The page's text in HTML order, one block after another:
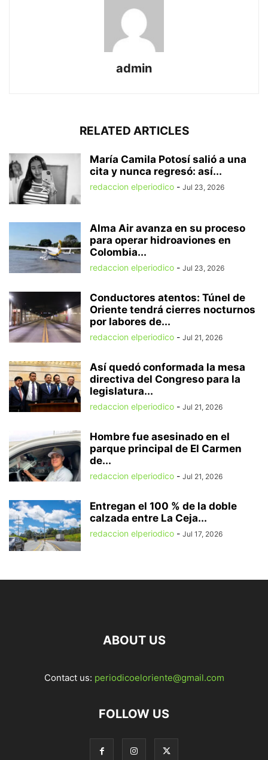
admin
RELATED ARTICLES
María Camila Potosí salió a una
cita y nunca regresó: así...
redaccion elperiodico - Jul 23, 2026
Alma Air avanza en su proceso
para operar hidroaviones en
Colombia...
redaccion elperiodico - Jul 23, 2026
Conductores atentos: Túnel de
Oriente tendrá cierres nocturnos
por labores de...
redaccion elperiodico - Jul 21, 2026
Así quedó conformada la mesa
directiva del Congreso para la
legislatura...
redaccion elperiodico - Jul 21, 2026
Hombre fue asesinado en el
parque principal de El Carmen
de...
redaccion elperiodico - Jul 21, 2026
Entregan el 100 % de la doble
calzada entre La Ceja...
redaccion elperiodico - Jul 17, 2026
ABOUT US
Contact us: periodicoeloriente@gmail.com
FOLLOW US